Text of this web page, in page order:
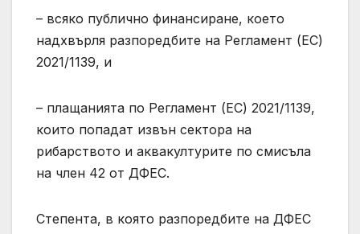
– всяко публично финансиране, което
надхвърля разпоредбите на Регламент (ЕС)
2021/1139, и
– плащанията по Регламент (ЕС) 2021/1139,
които попадат извън сектора на
рибарството и аквакултурите по смисъла
на член 42 от ДФЕС.
Степента, в която разпоредбите на ДФЕС